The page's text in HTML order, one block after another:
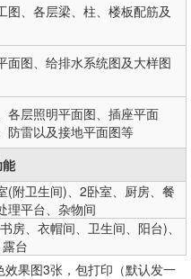
图、各层梁、柱、楼板配筋及
面图、给排水系统图及大样图
各层照明平面图、插座平面
防雷以及接地平面图等
(附卫生间)、2卧室、厨房、餐
理平台、杂物间
房、衣帽间、卫生间、阳台)、
台
果图3张，包打印（默认发一